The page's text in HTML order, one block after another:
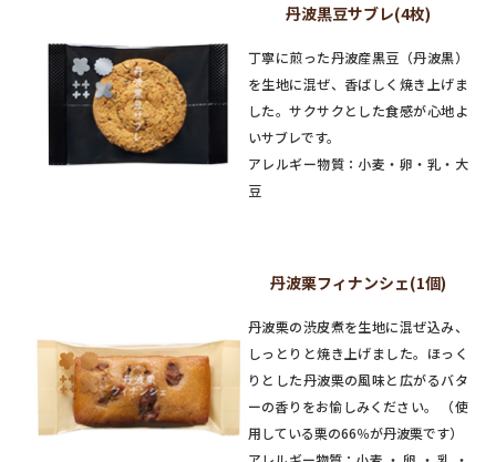
丹波黒豆サブレ(4枚)
丁寧に煎った丹波産黒豆（丹波黒）
を生地に混ぜ、香ばしく焼き上げま
した。サクサクとした食感が心地よ
いサブレです。
アレルギー物質：小麦・卵・乳・大
豆
丹波栗フィナンシェ(1個)
丹波栗の渋皮煮を生地に混ぜ込み、
しっとりと焼き上げました。ほっく
りとした丹波栗の風味と広がるバタ
ーの香りをお愉しみください。 （使
用している栗の66％が丹波栗です）